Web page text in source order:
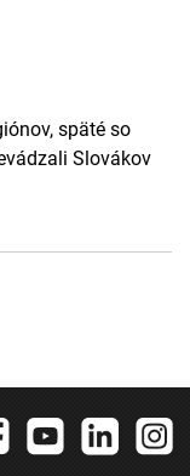
späté so
Slovákov